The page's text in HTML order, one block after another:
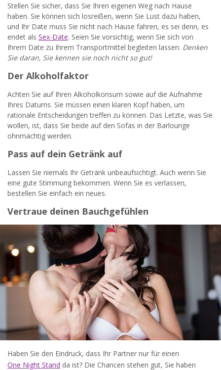
Stellen Sie sicher, dass Sie Ihren eigenen Weg nach Hause
haben. Sie können sich losreißen, wenn Sie Lust dazu haben,
und Ihr Date muss Sie nicht nach Hause fahren, es sei denn, es
endet als Sex-Date. Seien Sie vorsichtig, wenn Sie sich von
Ihrem Date zu Ihrem Transportmittel begleiten lassen. Denken
Sie daran, Sie kennen sie noch nicht so gut!
Der Alkoholfaktor
Achten Sie auf Ihren Alkoholkonsum sowie auf die Aufnahme
Ihres Datums. Sie müssen einen klaren Kopf haben, um
rationale Entscheidungen treffen zu können. Das Letzte, was Sie
wollen, ist, dass Sie beide auf den Sofas in der Barlounge
ohnmächtig werden.
Pass auf dein Getränk auf
Lassen Sie niemals Ihr Getränk unbeaufsichtigt. Auch wenn Sie
eine gute Stimmung bekommen. Wenn Sie es verlassen,
bestellen Sie einfach ein neues.
Vertraue deinen Bauchgefühlen
Haben Sie den Eindruck, dass Ihr Partner nur für einen
One Night Stand da ist? Die Chancen stehen gut, Sie haben